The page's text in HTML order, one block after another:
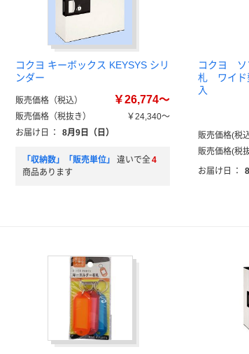
コクヨ キーボックス KEYSYS シリ
ンダー
販売価格（税込） ￥26,774～
販売価格（税抜き）
￥24,340～
お届け日
： 8月9日（日）
「収納数」「販売単位」 違いで全4
商品あります
コクヨ ソ
札 ワイ
入
販売価格(税
販売価格(税
お届け日
：